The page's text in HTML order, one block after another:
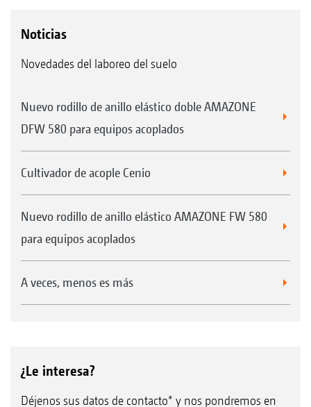
Noticias
Novedades del laboreo del suelo
Nuevo rodillo de anillo elástico doble AMAZONE
DFW 580 para equipos acoplados
Cultivador de acople Cenio
Nuevo rodillo de anillo elástico AMAZONE FW 580
para equipos acoplados
A veces, menos es más
¿Le interesa?
Déjenos sus datos de contacto* y nos pondremos en